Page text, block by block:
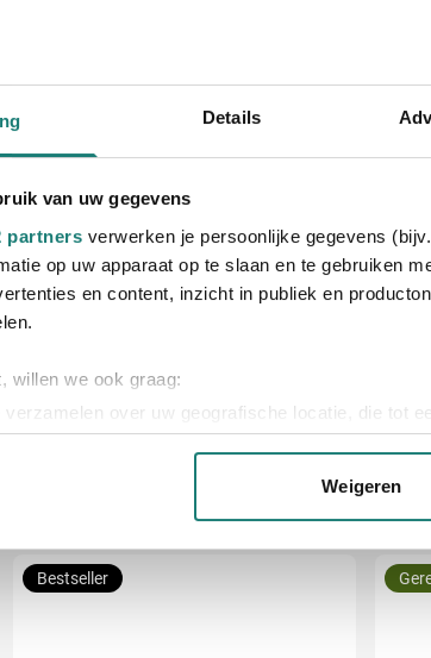
Details
van uw gegevens
partners verwerken je persoonlijke gegevens
op uw apparaat op te slaan en te gebruiken
en content, inzicht in publiek en
willen we ook graag:
verzamelen over uw geografische locatie, die tot
identificeren door het actief te scannen op
moment wijzigen of intrekken in de
om content en advertenties te
analyseren. Ook delen we informatie over uw
en analyse. Deze partners kunnen deze
hebben verzameld op basis van uw gebruik van
Weigeren
Tekstmarker Driehoek? Vraag een gratis
binnen 3 werkdagen geleverd (tot
Neem contact met ons op voor een
Bestseller